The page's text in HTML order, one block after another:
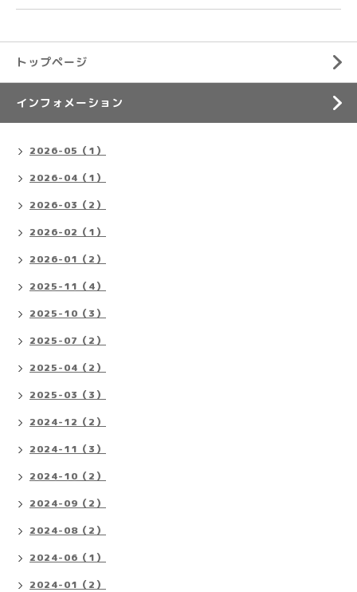
トップページ
インフォメーション
2026-05（1）
2026-04（1）
2026-03（2）
2026-02（1）
2026-01（2）
2025-11（4）
2025-10（3）
2025-07（2）
2025-04（2）
2025-03（3）
2024-12（2）
2024-11（3）
2024-10（2）
2024-09（2）
2024-08（2）
2024-06（1）
2024-01（2）